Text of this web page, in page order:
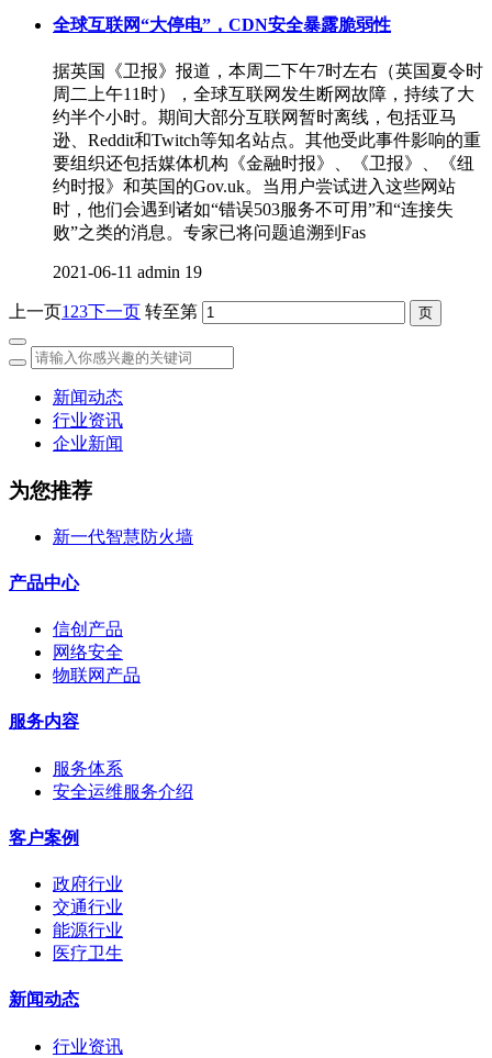
全球互联网“大停电”，CDN安全暴露脆弱性
据英国《卫报》报道，本周二下午7时左右（英国夏令时
周二上午11时），全球互联网发生断网故障，持续了大
约半个小时。期间大部分互联网暂时离线，包括亚马
逊、Reddit和Twitch等知名站点。其他受此事件影响的重
要组织还包括媒体机构《金融时报》、《卫报》、《纽
约时报》和英国的Gov.uk。当用户尝试进入这些网站
时，他们会遇到诸如“错误503服务不可用”和“连接失
败”之类的消息。专家已将问题追溯到Fas
2021-06-11 admin 19
上一页1 23下一页 转至第
新闻动态
行业资讯
企业新闻
为您推荐
新一代智慧防火墙
产品中心
信创产品
网络安全
物联网产品
服务内容
服务体系
安全运维服务介绍
客户案例
政府行业
交通行业
能源行业
医疗卫生
新闻动态
行业资讯